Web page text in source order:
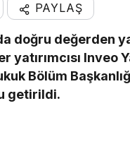
PAYLAŞ
doğru değerden
yatırımcısı Inveo
Bölüm
getirildi.